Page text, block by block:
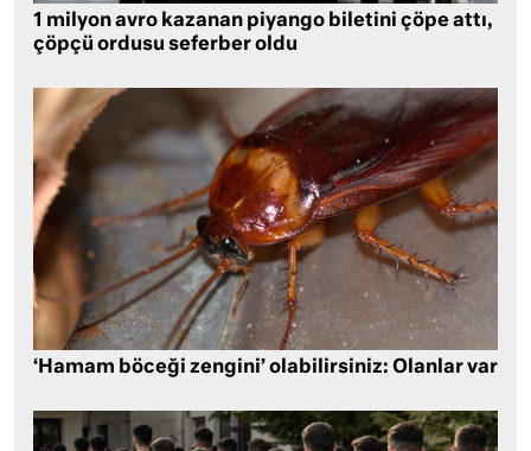
1 milyon avro kazanan piyango biletini çöpe attı,
çöpçü ordusu seferber oldu
‘Hamam böceği zengini’ olabilirsiniz: Olanlar var